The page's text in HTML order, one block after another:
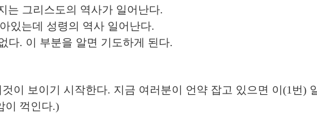
는 그리스도의 역사가 일어난다.
있는데 성령의 역사 일어난다.
다. 이 부분을 알면 기도하게 된다.
이 보이기 시작한다. 지금 여러분이 언약 잡고 있으면 이(1번)
이 꺽인다.)